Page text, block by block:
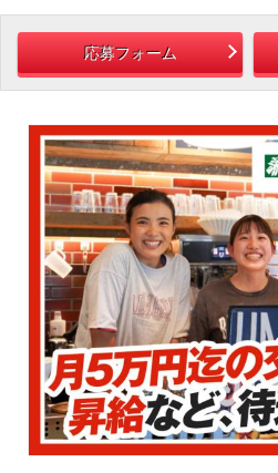
応募フォーム